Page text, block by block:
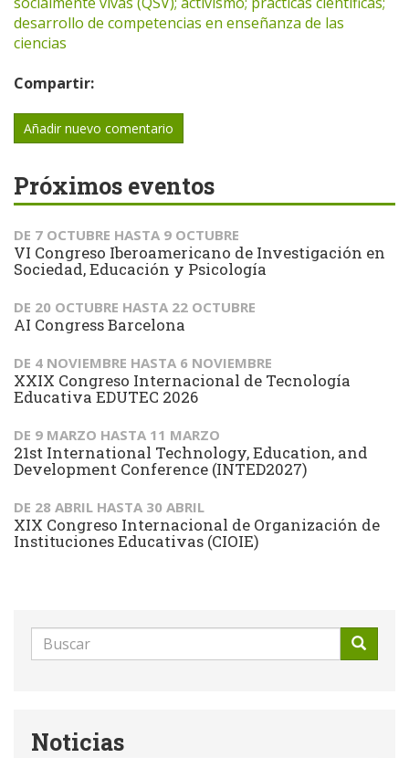
desarrollo de competencias en enseñanza de las
ciencias
Compartir:
Añadir nuevo comentario
Próximos eventos
DE 7 OCTUBRE HASTA 9 OCTUBRE
VI Congreso Iberoamericano de Investigación en
Sociedad, Educación y Psicología
DE 20 OCTUBRE HASTA 22 OCTUBRE
AI Congress Barcelona
DE 4 NOVIEMBRE HASTA 6 NOVIEMBRE
XXIX Congreso Internacional de Tecnología
Educativa EDUTEC 2026
DE 9 MARZO HASTA 11 MARZO
21st International Technology, Education, and
Development Conference (INTED2027)
DE 28 ABRIL HASTA 30 ABRIL
XIX Congreso Internacional de Organización de
Instituciones Educativas (CIOIE)
Formulario
de
Noticias